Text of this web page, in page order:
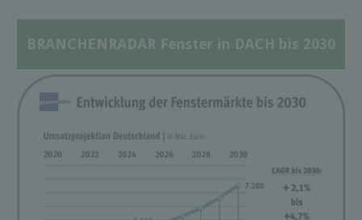
BRANCHENRADAR Fenster in DACH bis 2030